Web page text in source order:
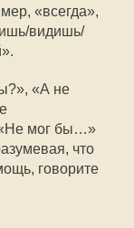
«всегда»,
видишь/
«А не
мог бы…»
что
говорите